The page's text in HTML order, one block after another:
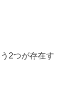
2つが存在す